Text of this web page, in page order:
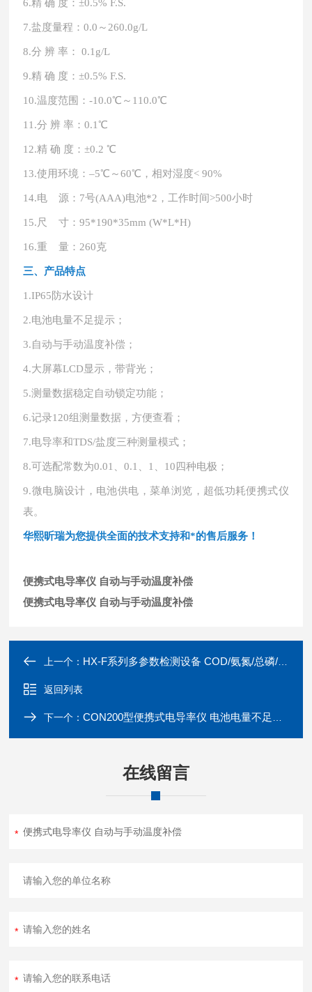
6.精 确 度：±0.5% F.S.
7.盐度量程：0.0～260.0g/L
8.分 辨 率： 0.1g/L
9.精 确 度：±0.5% F.S.
10.温度范围：-10.0℃～110.0℃
11.分 辨 率：0.1℃
12.精 确 度：±0.2 ℃
13.使用环境：–5℃～60℃，相对湿度< 90%
14.电 源： 7号(AAA)电池*2，工作时间>500小时
15.尺 寸：95*190*35mm (W*L*H)
16.重 量： 260克
三、产品特点
1.IP65防水设计
2.电池电量不足提示；
3.自动与手动温度补偿；
4.大屏幕LCD显示，带背光；
5.测量数据稳定自动锁定功能；
6.记录120组测量数据，方便查看；
7.电导率和TDS/盐度三种测量模式；
8.可选配常数为0.01、0.1、1、10四种电极；
9.微电脑设计，电池供电，菜单浏览，超低功耗便携式仪
表。
华熙昕瑞为您提供全面的技术支持和*的售后服务！
便携式电导率仪 自动与手动温度补偿
便携式电导率仪 自动与手动温度补偿
上一个： HX-F系列多参数检测设备 COD/氨氮/总磷/总氮测试仪
返回列表
下一个：CON200型便携式电导率仪 电池电量不足提示
在线留言